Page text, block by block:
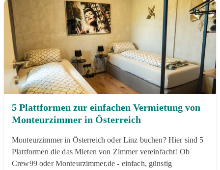
5 Plattformen zur einfachen Vermietung von
Monteurzimmer in Österreich
Monteurzimmer in Österreich oder Linz buchen? Hier sind 5
Plattformen die das Mieten von Zimmer vereinfacht! Ob
Crew99 oder Monteurzimmer.de - einfach, günstig